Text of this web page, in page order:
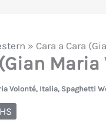
» Cara a Cara
Maria
Volonté, Italia, Spaghetti